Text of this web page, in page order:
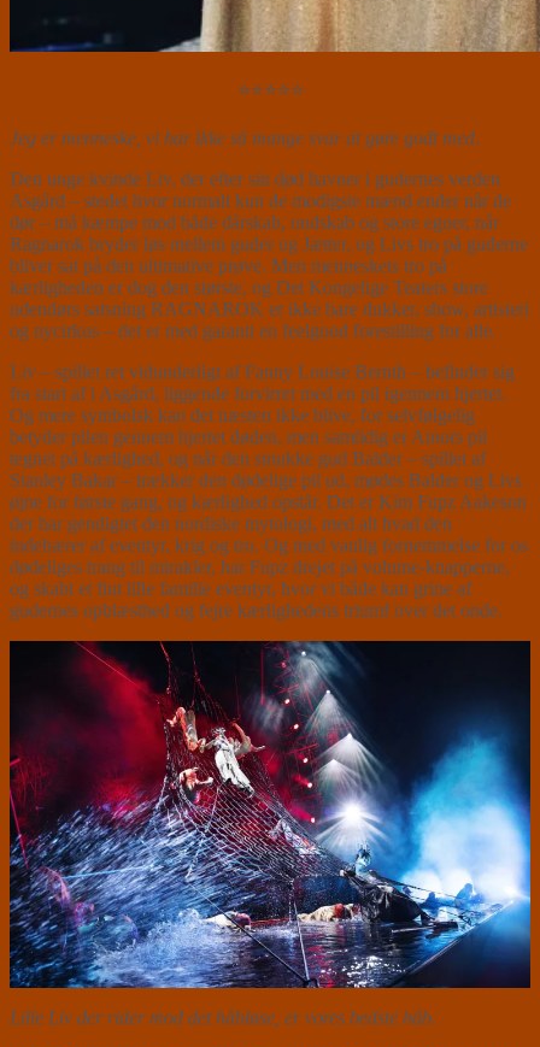
⭐⭐⭐⭐⭐
Jeg er menneske, vi har ikke så mange svar at gøre godt med.
Den unge kvinde Liv, der efter sin død havner i gudernes verden
Asgård – stedet hvor normalt kun de modigste mænd ender når de
dør – må kæmpe mod både dårskab, ondskab og store egoer, når
Ragnarok bryder løs mellem guder og Jætter, og Livs tro på guderne
bliver sat på den ultimative prøve. Men menneskets tro på
kærligheden er dog den største, og Det Kongelige Teaters store
udendørs satsning RAGNAROK er ikke bare dukker, show, artisteri
og nycirkus – det er med garanti en feelgood forestilling for alle.
Liv – spillet ret vidunderligt af Fanny Louise Bernth – befinder sig
fra start af i Asgård, liggende forvirret med en pil igennem hjertet.
Og mere symbolsk kan det næsten ikke blive, for selvfølgelig
betyder pilen gennem hjertet døden, men samtidig er Amors pil
tegnet på kærlighed, og når den smukke gud Balder – spillet af
Stanley Bakar – trækker den dødelige pil ud, mødes Balder og Livs
øjne for første gang, og kærlighed opstår. Det er Kim Fupz Aakeson
der har gendigtet den nordiske mytologi, med alt hvad den
indebærer af eventyr, krig og tro. Og med vanlig fornemmelse for os
dødeliges trang til mirakler, har Fupz drejet på volume-knapperne,
og skabt et fint lille familie eventyr, hvor vi både kan grine af
gudernes opblæsthed og fejre kærlighedens triumf over det onde.
Lille Liv der rider mod det håbløse, er vores bedste håb.